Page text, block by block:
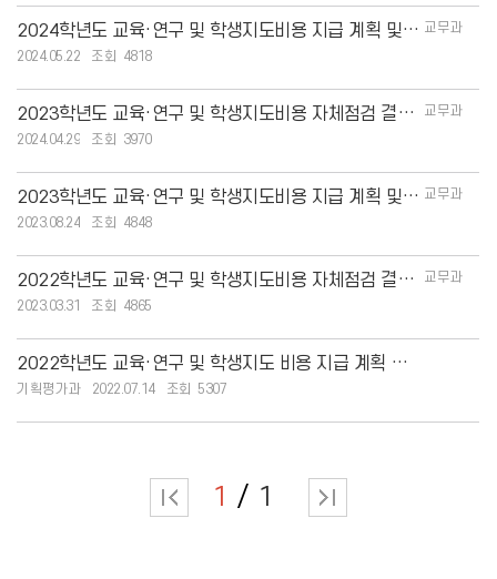
2024학년도 교육·연구 및 학생지도비용 지급 계획 및 현황 교무과
2024.05.22
4818
2023학년도 교육·연구 및 학생지도비용 자체점검 결과 안내
교무과
2024.04.29
3970
2023학년도 교육·연구 및 학생지도비용 지급 계획 및 현황 교무과
2023.08.24
4848
2022학년도 교육·연구 및 학생지도비용 자체점검 결과 안내
교무과
2023.03.31
4865
2022학년도 교육·연구 및 학생지도 비용 지급 계획 및 현황
기획평가과 2022.07.14 5307
1 1